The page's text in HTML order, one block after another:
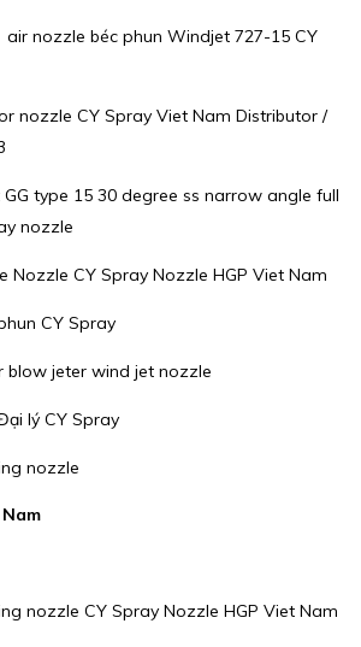
nozzle béc phun Windjet 727-15 CY
nozzle CY Spray Viet Nam Distributor /
GG type 15 30 degree ss narrow angle full
nozzle
Nozzle CY Spray Nozzle HGP Viet Nam
CY Spray
blow jeter wind jet nozzle
lý CY Spray
nozzle
nozzle CY Spray Nozzle HGP Viet Nam